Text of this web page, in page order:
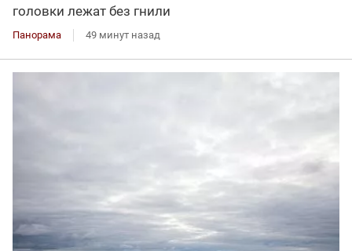
головки лежат без гнили
Панорама 49 минут назад